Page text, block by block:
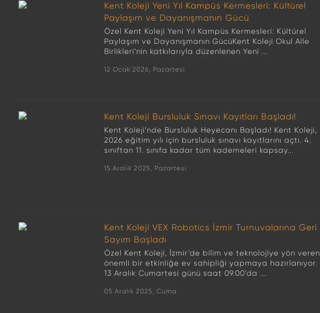
Kent Koleji Yeni Yıl Kampüs Kermesleri: Kültürel
Paylaşım ve Dayanışmanın Gücü
Özel Kent Koleji Yeni Yıl Kampüs Kermesleri: Kültürel
Paylaşım ve Dayanışmanın GücüKent Koleji Okul Aile
Birlikleri’nin katkılarıyla düzenlenen Yeni ...
12 Ocak 2026, Pazartesi
Kent Koleji Bursluluk Sınavı Kayıtları Başladı!
Kent Koleji’nde Bursluluk Heyecanı Başladı! Kent Koleji,
2026 eğitim yılı için bursluluk sınavı kayıtlarını açtı. 4.
sınıftan 11. sınıfa kadar tüm kademeleri kapsay...
15 Aralık 2025, Pazartesi
Kent Koleji VEX Robotics İzmir Turnuvalarına Geri
Sayım Başladı
Özel Kent Koleji, İzmir’de bilim ve teknolojiye yön veren
önemli bir etkinliğe ev sahipliği yapmaya hazırlanıyor.
13 Aralık Cumartesi günü saat 09.00’da ...
05 Aralık 2025, Cuma